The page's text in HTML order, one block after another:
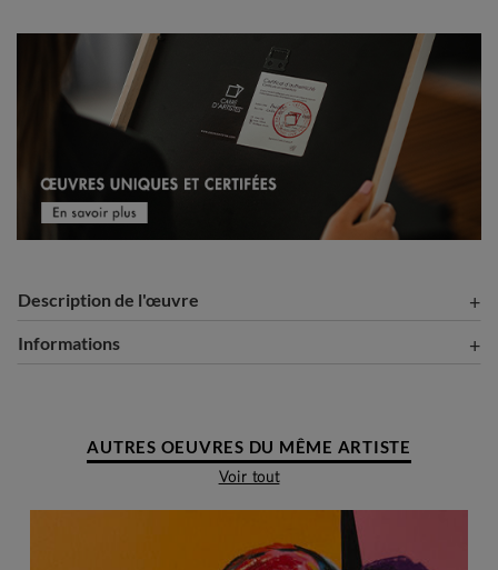
Description de l'œuvre
Informations
AUTRES OEUVRES DU MÊME ARTISTE
Voir tout